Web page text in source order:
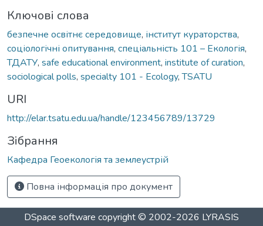
Ключові слова
безпечне освітнє середовище, інститут кураторства,
соціологічні опитування, спеціальність 101 – Екологія,
ТДАТУ, safe educational environment, institute of curation,
sociological polls, specialty 101 - Ecology,TSATU
URI
http://elar.tsatu.edu.ua/handle/123456789/13729
Зібрання
Кафедра Геоекологія та землеустрій
Повна інформація про документ
DSpace software copyright © 2002-2026 LYRASIS